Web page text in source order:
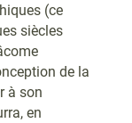
(ce
siècles
de la
à son
en